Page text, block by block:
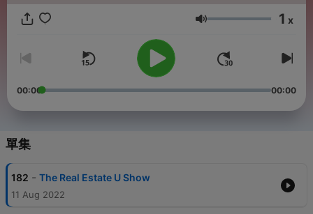
音量 1 x
00:00 00:00
單集
182 - The Real Estate U Show
11 Aug 2022